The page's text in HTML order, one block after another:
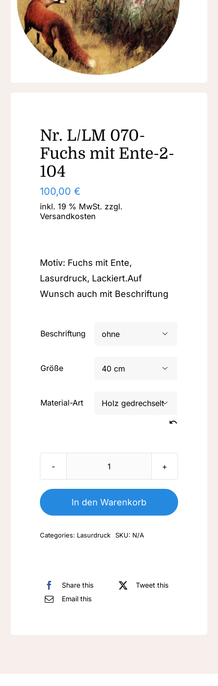
Nr. L/LM 070-
Fuchs mit Ente-2-
104
100,00€
inkl. 19 % MwSt. zzgl.
Versandkosten
Motiv: Fuchs mit Ente,
Lasurdruck, Lackiert.Auf
Wunsch auch mit Beschriftung
Beschriftung 
Größe 
Material-Art 
Nr.
070-
Fuchs
Ente-
Menge
In den Warenkorb
Categories: Lasurdruck SKU: N/A
Share this
Tweet this
Email this